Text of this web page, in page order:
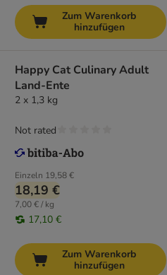
Zum Warenkorb
hinzufügen
Happy Cat Culinary Adult
Land-Ente
2 x 1,3 kg
Einzeln 19,58 €
18,19 €
7,00 € / kg
17,10 €
Not rated
Zum Warenkorb
hinzufügen